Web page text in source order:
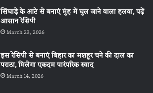
सिंघाड़े के आटे से बनाएं मुंह में घुल जाने वाला हलवा, पढ़ें
आसान रेसिपी
March 23, 2026
इस रेसिपी से बनाएं बिहार का मशहूर चने की दाल का
पराठा, मिलेगा एकदम पारंपरिक स्वाद
March 14, 2026